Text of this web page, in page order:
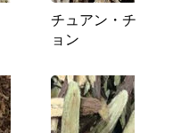
チュアン・チ
ョン